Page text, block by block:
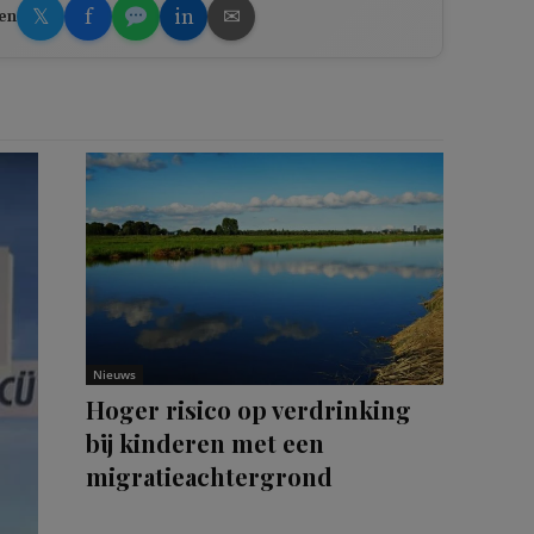
𝕏 f in ✉
Nieuws
Hoger risico op verdrinking
bij kinderen met een
migratieachtergrond